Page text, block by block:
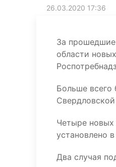
26.03.2020 17:36
За
области
Больше всего
Четыре новых
установлено
Два случая